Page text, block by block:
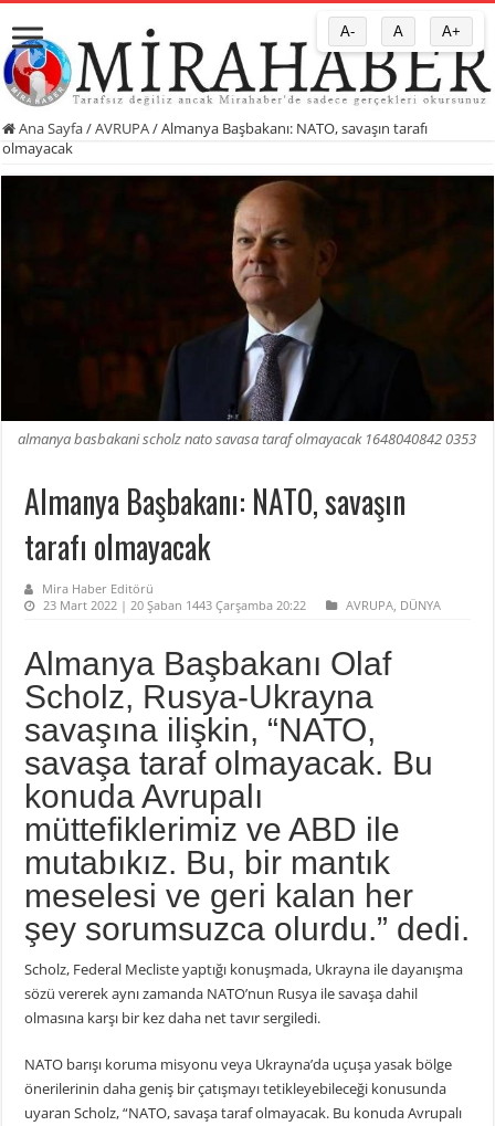
Ana Sayfa/AVRUPA/Almanya Başbakanı: NATO, savaşın tarafı
olmayacak
almanya basbakani scholz nato savasa taraf olmayacak 1648040842 0353
Almanya Başbakanı: NATO, savaşın
tarafı olmayacak
Mira Haber Editörü
23 Mart 2022 | 20 Şaban 1443 Çarşamba 20:22
AVRUPA, DÜNYA
Almanya Başbakanı Olaf
Scholz, Rusya-Ukrayna
savaşına ilişkin, “NATO,
savaşa taraf olmayacak. Bu
konuda Avrupalı
müttefiklerimiz ve ABD ile
mutabıkız. Bu, bir mantık
meselesi ve geri kalan her
şey sorumsuzca olurdu.” dedi.
Scholz, Federal Mecliste yaptığı konuşmada, Ukrayna ile dayanışma
sözü vererek aynı zamanda NATO’nun Rusya ile savaşa dahil
olmasına karşı bir kez daha net tavır sergiledi.
NATO barışı koruma misyonu veya Ukrayna’da uçuşa yasak bölge
önerilerinin daha geniş bir çatışmayı tetikleyebileceği konusunda
uyaran Scholz, “NATO, savaşa taraf olmayacak. Bu konuda Avrupalı
A- A A+